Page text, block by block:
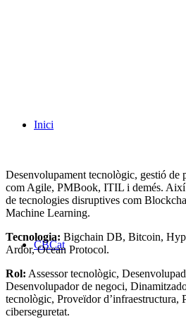
Inici
CBCat
Desenvolupament tecnològic, gestió de
com Agile, PMBook, ITIL i demés. Així
de tecnologies disruptives com
Machine Learning.
Tecnologia: Bigchain DB, Bitcoin,
Ardor, Ocean Protocol.
Rol: Assessor tecnològic,
Desenvolupador de negoci,
tecnològic, Proveïdor d’infraestructura,
ciberseguretat.